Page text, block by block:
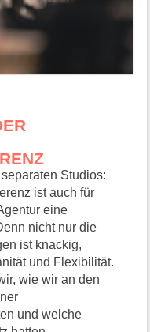
Studios:
ist auch für
eine
nicht nur die
ist knackig,
und Flexibilität.
wie wir an den
und welche